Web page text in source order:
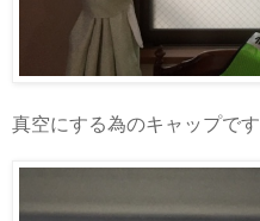
真空にする為のキャップです